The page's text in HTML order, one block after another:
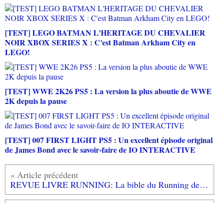
[TEST] LEGO BATMAN L'HERITAGE DU CHEVALIER
NOIR XBOX SERIES X : C'est Batman Arkham City en
LEGO!
[TEST] WWE 2K26 PS5 : La version la plus aboutie de WWE
2K depuis la pause
[TEST] 007 FIRST LIGHT PS5 : Un excellent épisode original
de James Bond avec le savoir-faire de IO INTERACTIVE
REVUE LIVRE RUNNING: La bible du Running de Jérôme SORDELLO (éditions @mphora)